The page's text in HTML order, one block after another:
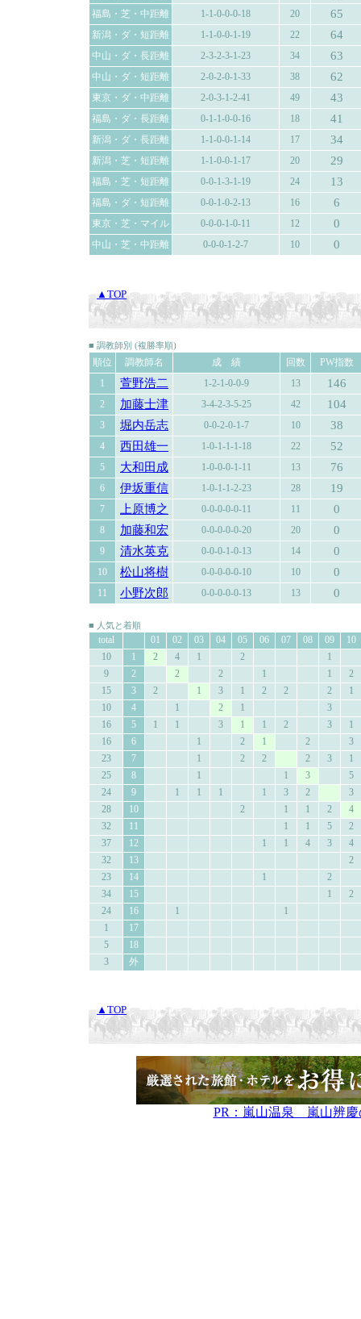
福島・芝・中距離 1-1-0-0-0-18 20 65
新潟・ダ・短距離 1-1-0-0-1-19 22 64
中山・ダ・長距離 2-3-2-3-1-23 34 63
中山・ダ・短距離 2-0-2-0-1-33 38 62
東京・ダ・中距離 2-0-3-1-2-41 49 43
福島・ダ・長距離 0-1-1-0-0-16 18 41
新潟・ダ・長距離 1-1-0-0-1-14 17 34
新潟・芝・短距離 1-1-0-0-1-17 20 29
福島・芝・短距離 0-0-1-3-1-19 24 13
福島・ダ・短距離 0-0-1-0-2-13 16 6
東京・芝・マイル 0-0-0-1-0-11 12 0
中山・芝・中距離 0-0-0-1-2-7 10 0
▲TOP
■ 調教師別 (複勝率順)
順位 調教師名 成 績 回数
PW指数
1
萱野浩二 1-2-1-0-0-9 13 146
2 加藤士津 3-4-2-3-5-25 42 104
3 堀内岳志 0-0-2-0-1-7 10 38
4 西田雄一 1-0-1-1-1-18 22 52
5 大和田成 1-0-0-0-1-11 13 76
6 伊坂重信 1-0-1-1-2-23 28 19
7 上原博之 0-0-0-0-0-11 11 0
8 加藤和宏 0-0-0-0-0-20 20 0
9 清水英克 0-0-0-1-0-13 14 0
10 松山将樹 0-0-0-0-0-10 10 0
11 小野次郎 0-0-0-0-0-13 13 0
■ 人気と着順
total 01 02 03 04 05 06 07 08 09
10
10
1 2 4 1 2
1
9
2 2 2 1 1
2
15
3 2 1 3 1 2 2 2
1
10
4 1 2 1
3
16
5 1 1 3 1 1 2 3
1
16
6 1 2 1 2
3
23
7 1 2 2 2 3
1
25
8 1 1 3
5
24
9 1 1 1 1 3 2
3
28
10 2 1 1 2
4
32
11 1 1 5
2
37
12 1 1 4 3
4
32
13
2
23
14 1
2
34
15 1
2
24
16 1
1
1
17
5
18
3
外
▲TOP
PR：嵐山温泉 嵐山辨慶